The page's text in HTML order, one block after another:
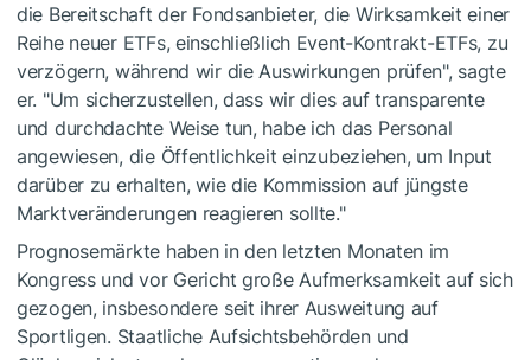
die Bereitschaft der Fondsanbieter, die Wirksamkeit einer
Reihe neuer ETFs, einschließlich Event-Kontrakt-ETFs, zu
verzögern, während wir die Auswirkungen prüfen", sagte
er. "Um sicherzustellen, dass wir dies auf transparente
und durchdachte Weise tun, habe ich das Personal
angewiesen, die Öffentlichkeit einzubeziehen, um Input
darüber zu erhalten, wie die Kommission auf jüngste
Marktveränderungen reagieren sollte."
Prognosemärkte haben in den letzten Monaten im
Kongress und vor Gericht große Aufmerksamkeit auf sich
gezogen, insbesondere seit ihrer Ausweitung auf
Sportligen. Staatliche Aufsichtsbehörden und